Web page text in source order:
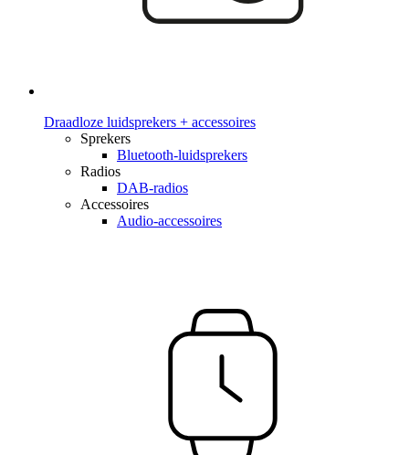
Draadloze luidsprekers + accessoires
Sprekers
Bluetooth-luidsprekers
Radios
DAB-radios
Accessoires
Audio-accessoires